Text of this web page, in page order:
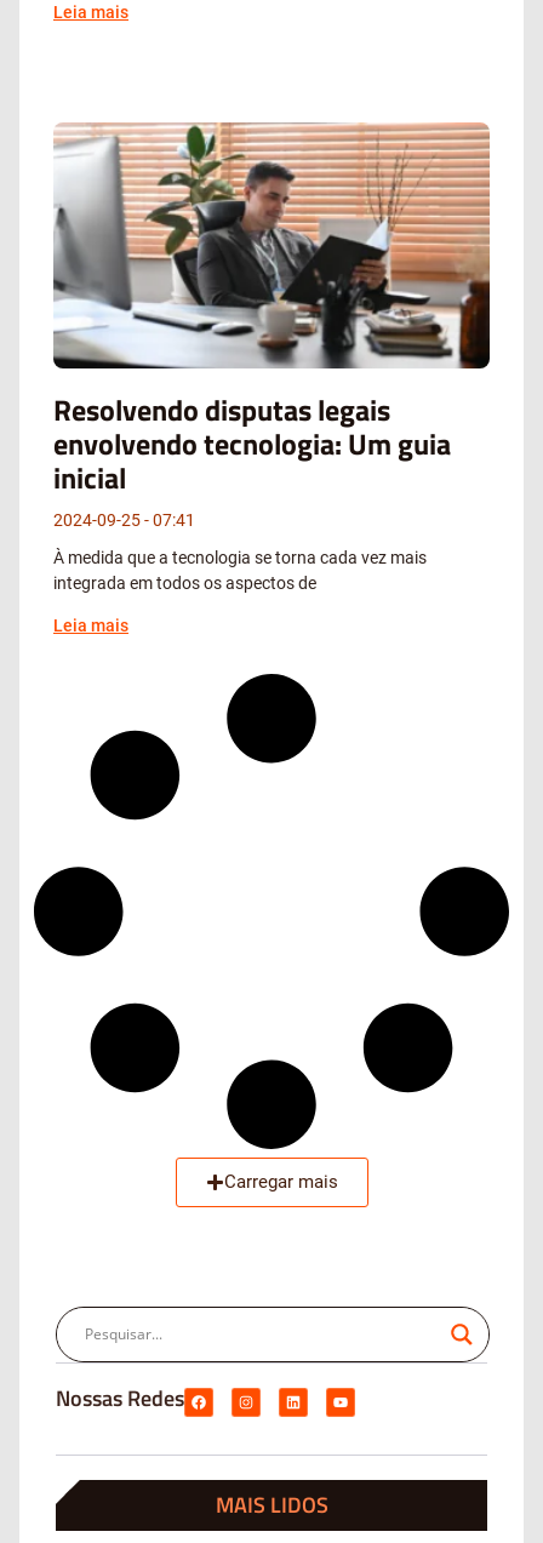
Leia mais
Resolvendo disputas legais
envolvendo tecnologia: Um guia
inicial
2024-09-25
07:41
À medida que a tecnologia se torna cada vez mais
integrada em todos os aspectos de
Leia mais
Carregar mais
Nossas Redes
MAIS LIDOS